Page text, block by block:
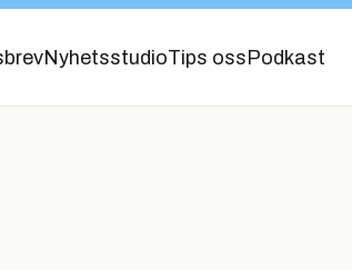
NyhetsstudioTips oss Podkast